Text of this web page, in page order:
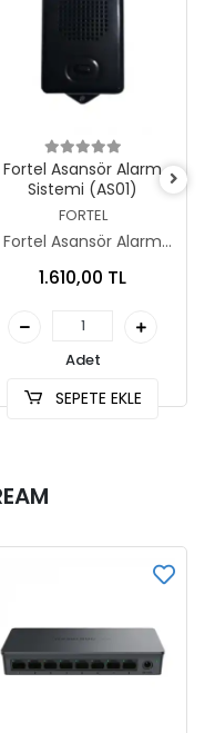
Sepete Ekle
Fortel Asansör Alarm
Sistemi (AS01)
FORTEL
Fortel Asansör Alarm
1.610,00 TL
Adet
SEPETE EKLE